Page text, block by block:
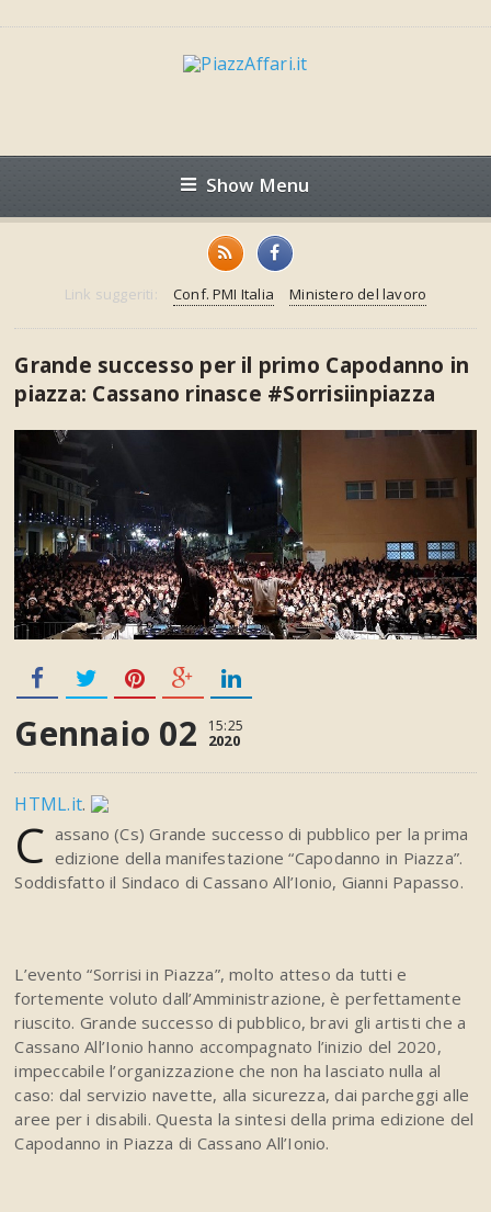
Show Menu
Link suggeriti: Conf. PMI Italia Ministero del lavoro
Grande successo per il primo Capodanno in
piazza: Cassano rinasce #Sorrisiinpiazza
Gennaio 02 15:25
2020
HTML.it.
C assano (Cs) Grande successo di pubblico per la prima
edizione della manifestazione “Capodanno in Piazza”.
Soddisfatto il Sindaco di Cassano All’Ionio, Gianni Papasso.
L’evento “Sorrisi in Piazza”, molto atteso da tutti e
fortemente voluto dall’Amministrazione, è perfettamente
riuscito. Grande successo di pubblico, bravi gli artisti che a
Cassano All’Ionio hanno accompagnato l’inizio del 2020,
impeccabile l’organizzazione che non ha lasciato nulla al
caso: dal servizio navette, alla sicurezza, dai parcheggi alle
aree per i disabili. Questa la sintesi della prima edizione del
Capodanno in Piazza di Cassano All’Ionio.